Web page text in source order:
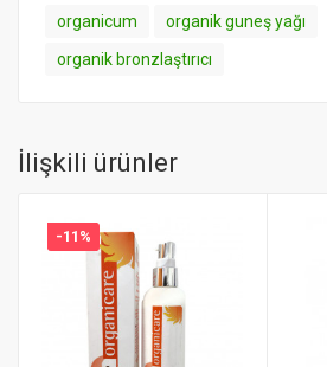
organicum
organik guneş yağı
organik bronzlaştırıcı
İlişkili ürünler
-11%